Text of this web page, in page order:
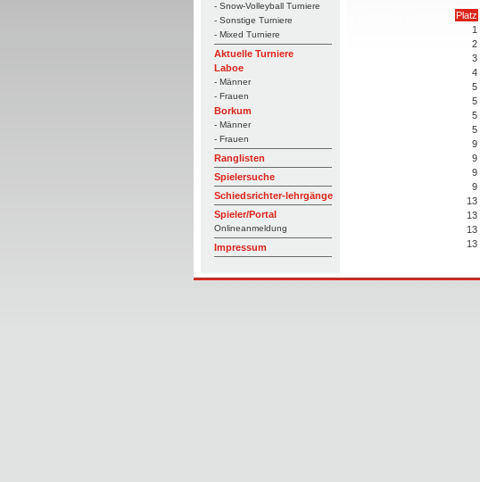
- Snow-Volleyball Turniere
- Sonstige Turniere
- Mixed Turniere
Aktuelle Turniere
Laboe
- Männer
- Frauen
Borkum
- Männer
- Frauen
Ranglisten
Spielersuche
Schiedsrichter-lehrgänge
Spieler/Portal
Onlineanmeldung
Impressum
Platz
1
2
3
4
5
5
5
5
9
9
9
9
13
13
13
13